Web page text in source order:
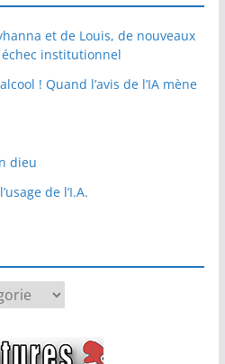
et de Louis, de nouveaux
institutionnel
! Quand l’avis de l’IA mène
dieu
de l’I.A.